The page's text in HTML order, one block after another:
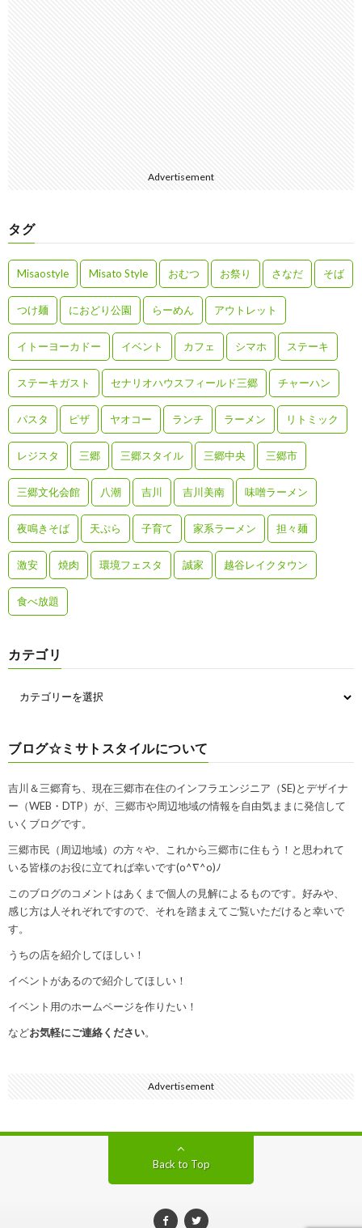
Advertisement
タグ
Misaostyle Misato Style おむつ お祭り さなだ そば
つけ麺 におどり公園 らーめん アウトレット
イトーヨーカドー イベント カフェ シマホ ステーキ
ステーキガスト セナリオハウスフィールド三郷 チャーハン
パスタ ピザ ヤオコー ランチ ラーメン リトミック
レジスタ 三郷 三郷スタイル 三郷中央 三郷市
三郷文化会館 八潮 吉川 吉川美南 味噌ラーメン
夜鳴きそば 天ぷら 子育て 家系ラーメン 担々麺
激安 焼肉 環境フェスタ 誠家 越谷レイクタウン
食べ放題
カテゴリ
ブログ☆ミサトスタイルについて
吉川＆三郷育ち、現在三郷市在住のインフラエンジニア（SE)とデザイナ
ー（WEB・DTP）が、三郷市や周辺地域の情報を自由気ままに発信して
いくブログです。
三郷市民（周辺地域）の方々や、これから三郷市に住もう！と思われて
いる皆様のお役に立てれば幸いです(o^∇^o)ﾉ
このブログのコメントはあくまで個人の見解によるものです。好みや、
感じ方は人それぞれですので、それを踏まえてご覧いただけると幸いで
す。
うちの店を紹介してほしい！
イベントがあるので紹介してほしい！
イベント用のホームページを作りたい！
などお気軽にご連絡ください。
Advertisement
Back to Top